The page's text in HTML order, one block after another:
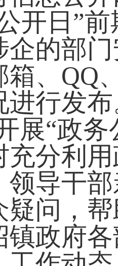
开日”
企的部
箱、QQ
进行发
展“政
充分利
领导干
疑问，
镇政府